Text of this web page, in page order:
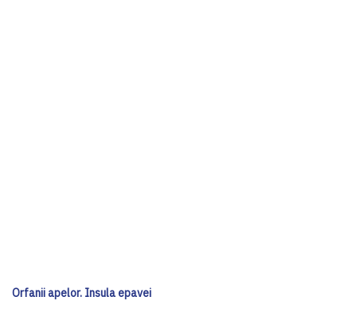
Orfanii apelor. Insula epavei